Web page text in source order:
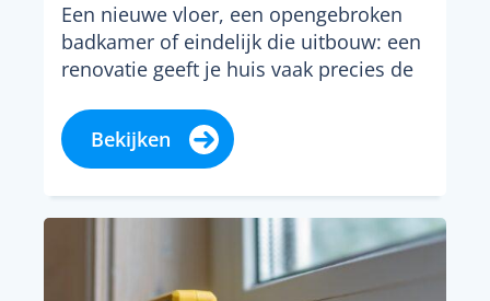
Een nieuwe vloer, een opengebroken
badkamer of eindelijk die uitbouw: een
renovatie geeft je huis vaak precies de
Bekijken